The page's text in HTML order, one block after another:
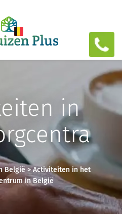
in
België >Activiteiten in het
in België